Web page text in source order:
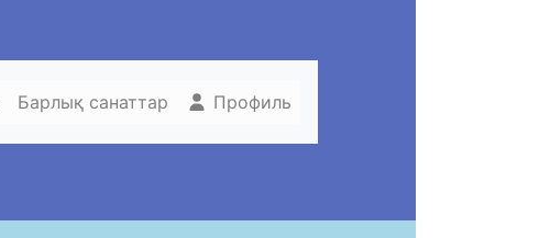
Барлық санаттар Профиль